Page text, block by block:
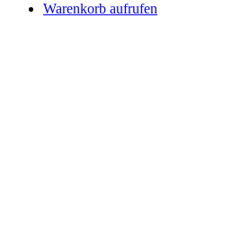
Warenkorb aufrufen